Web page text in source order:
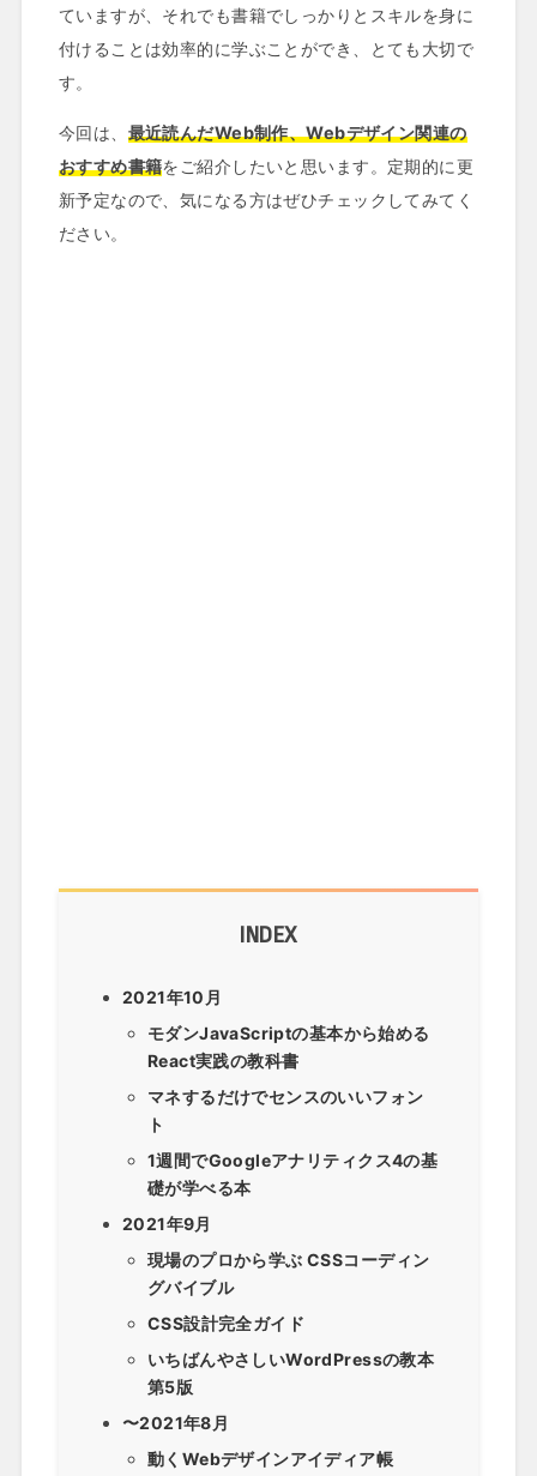
ていますが、それでも書籍でしっかりとスキルを身に
付けることは効率的に学ぶことができ、とても大切で
す。
今回は、 最近読んだWeb制作、Webデザイン関連の
おすすめ書籍をご紹介したいと思います。定期的に更
新予定なので、気になる方はぜひチェックしてみてく
ださい。
INDEX
2021年10月
モダンJavaScriptの基本から始める
React実践の教科書
マネするだけでセンスのいいフォン
ト
1週間でGoogleアナリティクス4の基
礎が学べる本
2021年9月
現場のプロから学ぶ CSSコーディン
グバイブル
CSS設計完全ガイド
いちばんやさしいWordPressの教本
第5版
〜2021年8月
動くWebデザインアイディア帳